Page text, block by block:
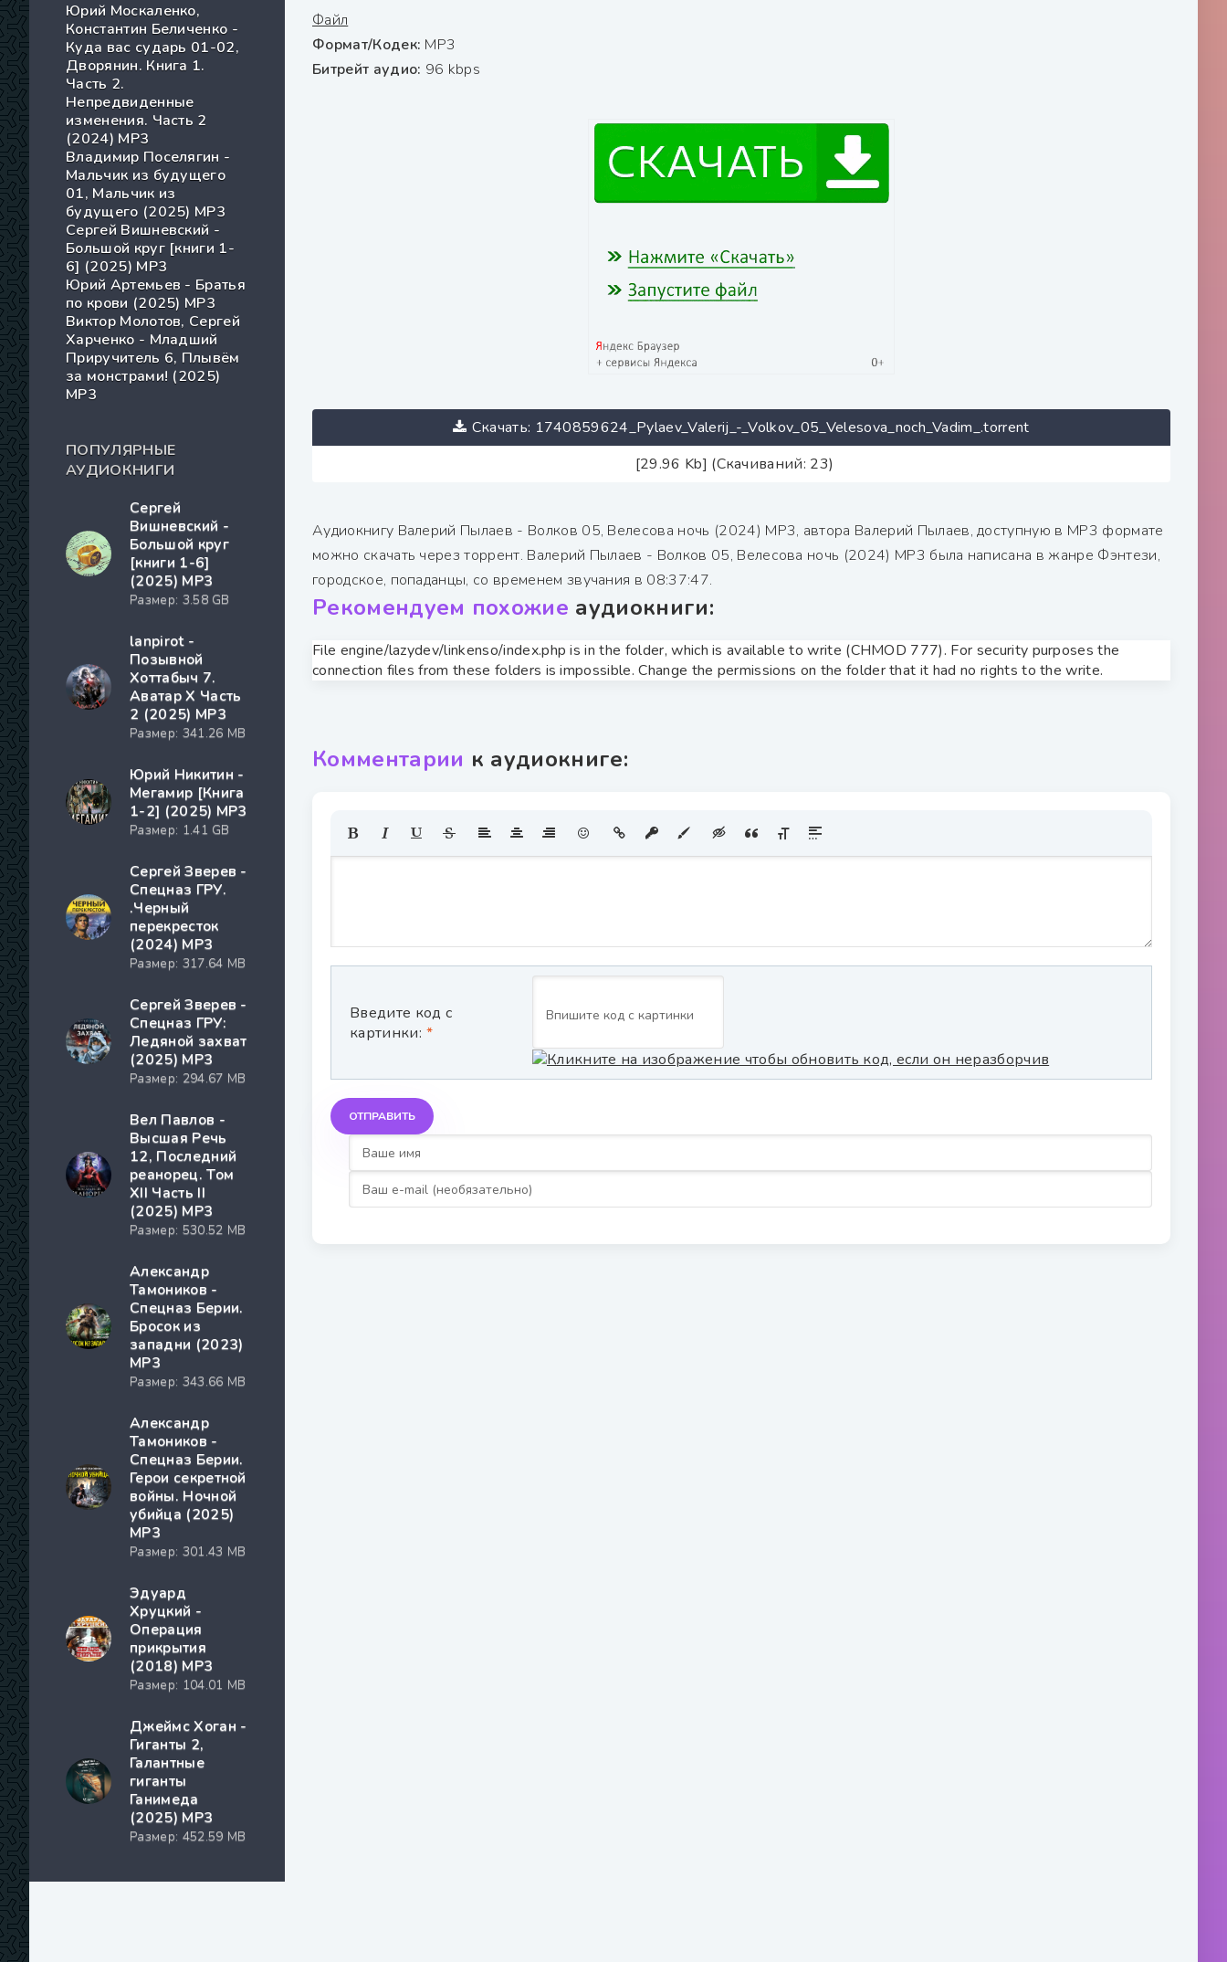
Юрий Москаленко,
Константин Беличенко -
Куда вас сударь 01-02,
Дворянин. Книга 1.
Часть 2.
Непредвиденные
изменения. Часть 2
(2024) МР3
Владимир Поселягин -
Мальчик из будущего
01, Мальчик из
будущего (2025) МР3
Сергей Вишневский -
Большой круг [книги 1-
6] (2025) MP3
Юрий Артемьев - Братья
по крови (2025) МР3
Виктор Молотов, Сергей
Харченко - Младший
Приручитель 6, Плывём
за монстрами! (2025)
МР3
ПОПУЛЯРНЫЕ
АУДИОКНИГИ
Сергей
Вишневский -
Большой круг
[книги 1-6]
(2025) MP3
Размер: 3.58 GB
lanpirot -
Позывной
Хоттабыч 7.
Аватар Х Часть
2 (2025) МР3
Размер: 341.26 MB
Юрий Никитин -
Мегамир [Книга
1-2] (2025) MP3
Размер: 1.41 GB
Сергей Зверев -
Спецназ ГРУ.
.Черный
перекресток
(2024) МР3
Размер: 317.64 MB
Сергей Зверев -
Спецназ ГРУ:
Ледяной захват
(2025) МР3
Размер: 294.67 MB
Вел Павлов -
Высшая Речь
12, Последний
реанорец. Том
XII Часть II
(2025) МР3
Размер: 530.52 MB
Александр
Тамоников -
Спецназ Берии.
Бросок из
западни (2023)
МР3
Размер: 343.66 MB
Александр
Тамоников -
Спецназ Берии.
Герои секретной
войны. Ночной
убийца (2025)
МР3
Размер: 301.43 MB
Эдуард
Хруцкий -
Операция
прикрытия
(2018) MP3
Размер: 104.01 MB
Джеймс Хоган -
Гиганты 2,
Галантные
гиганты
Ганимеда
(2025) МР3
Размер: 452.59 MB
Файл
Формат/Кодек: МР3
Битрейт аудио: 96 kbps
Скачать: 1740859624_Pylaev_Valerij_-_Volkov_05_Velesova_noch_Vadim_.torrent
[29.96 Kb] (Скачиваний: 23)
Аудиокнигу Валерий Пылаев - Волков 05, Велесова ночь (2024) МР3, автора Валерий Пылаев, доступную в MP3 формате
можно скачать через торрент. Валерий Пылаев - Волков 05, Велесова ночь (2024) МР3 была написана в жанре Фэнтези,
городское, попаданцы, со временем звучания в 08:37:47.
Рекомендуем похожие аудиокниги:
File engine/lazydev/linkenso/index.php is in the folder, which is available to write (CHMOD 777). For security purposes the
connection files from these folders is impossible. Change the permissions on the folder that it had no rights to the write.
Комментарии к аудиокниге:
Введите код с
картинки:
ОТПРАВИТЬ